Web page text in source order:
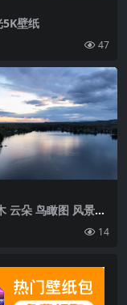
5K壁纸
47
云朵 鸟瞰图 风景壁
14